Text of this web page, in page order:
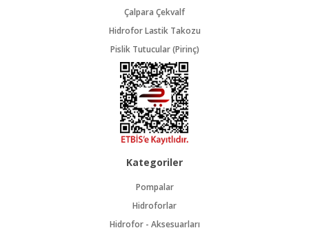
Çalpara Çekvalf
Hidrofor Lastik Takozu
Pislik Tutucular (Pirinç)
Kategoriler
Pompalar
Hidroforlar
Hidrofor - Aksesuarları